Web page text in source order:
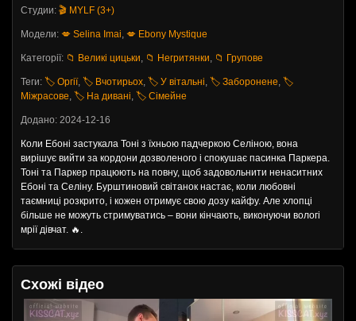
Студии: 🎬 MYLF (3+)
Модели: 💋 Selina Imai, 💋 Ebony Mystique
Категорії: 📁 Великі цицьки, 📁 Негритянки, 📁 Групове
Теги: 🏷️ Оргії, 🏷️ Вчотирьох, 🏷️ У вітальні, 🏷️ Заборонене, 🏷️
Міжрасове, 🏷️ На дивані, 🏷️ Сімейне
Додано: 2024-12-16
Коли Ебоні застукала Тоні з їхньою падчеркою Селіною, вона
вирішує вийти за кордони дозволеного і спокушає пасинка Паркера.
Тоні та Паркер працюють на повну, щоб задовольнити ненаситних
Ебоні та Селіну. Бурштиновий світанок настає, коли любовні
таємниці розкрито, і кожен отримує свою дозу кайфу. Але хлопці
більше не можуть стримуватись – вони кінчають, виконуючи вологі
мрії дівчат. 🔥.
Схожі відео